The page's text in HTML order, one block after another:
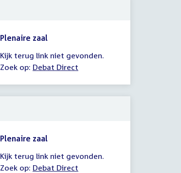
Plenaire zaal
Kijk terug link niet gevonden.
Zoek op: Debat Direct
Plenaire zaal
Kijk terug link niet gevonden.
Zoek op: Debat Direct